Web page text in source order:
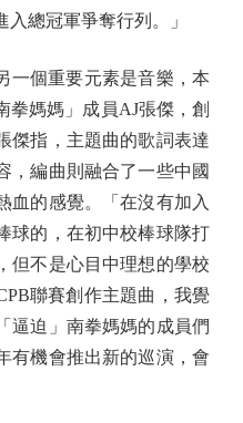
總冠軍爭奪行列。」
個重要元素是音樂，本
拳媽媽」成員AJ張傑，創
傑指，主題曲的歌詞表達
，編曲則融合了一些中國
血的感覺。「在沒有加入
球的，在初中校棒球隊打
但不是心目中理想的學校
聯賽創作主題曲，我覺
逼迫」南拳媽媽的成員們
有機會推出新的巡演，會